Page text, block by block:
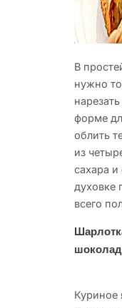
В
нужно
форме
облить
из
сахара и
духовке
всего
Куриное